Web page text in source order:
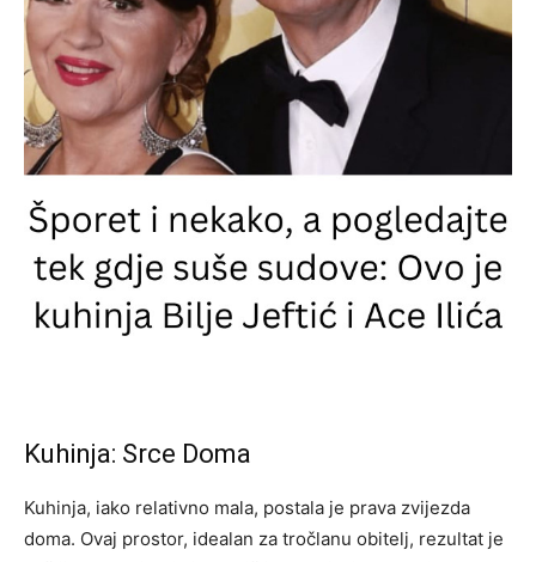
Kuhinja: Srce Doma
Kuhinja, iako relativno mala, postala je prava zvijezda
doma. Ovaj prostor, idealan za tročlanu obitelj, rezultat je